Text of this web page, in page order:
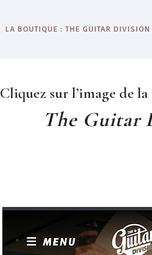
LA BOUTIQUE : THE GUITAR DIVISION
Cliquez sur l’image de
The Guitar